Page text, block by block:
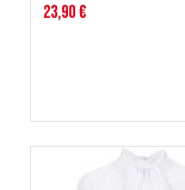
23,90 €